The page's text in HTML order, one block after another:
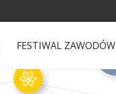
FESTIWAL ZAWODÓW